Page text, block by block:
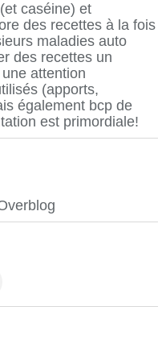
caséine) et
des recettes à la fois
maladies auto
des recettes un
attention
(apports,
également bcp de
est primordiale!